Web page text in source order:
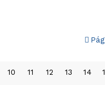
10 11 12 13 14